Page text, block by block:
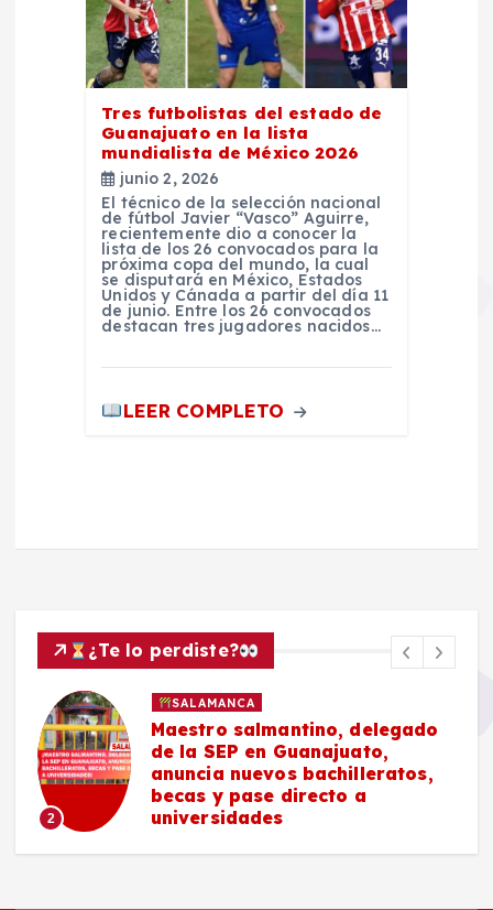
Tres futbolistas del estado de
Guanajuato en la lista
mundialista de México 2026
junio 2, 2026
El técnico de la selección nacional
de fútbol Javier “Vasco” Aguirre,
recientemente dio a conocer la
lista de los 26 convocados para la
próxima copa del mundo, la cual
se disputará en México, Estados
Unidos y Cánada a partir del día 11
de junio. Entre los 26 convocados
destacan tres jugadores nacidos…
LEER COMPLETO
¿Te lo perdiste?
2
SALAMANCA
Maestro salmantino, delegado
de la SEP en Guanajuato,
anuncia nuevos bachilleratos,
becas y pase directo a
universidades